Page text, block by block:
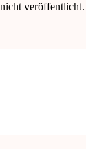
veröffentlicht.